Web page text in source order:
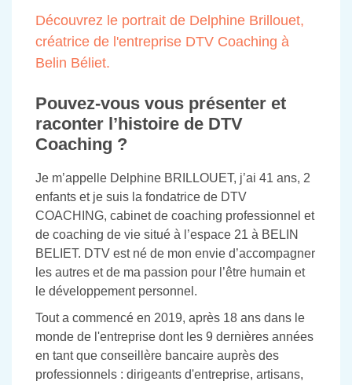
Découvrez le portrait de Delphine Brillouet,
créatrice de l'entreprise DTV Coaching à
Belin Béliet.
Pouvez-vous vous présenter et
raconter l’histoire de DTV
Coaching ?
Je m’appelle Delphine BRILLOUET, j’ai 41 ans, 2
enfants et je suis la fondatrice de DTV
COACHING, cabinet de coaching professionnel et
de coaching de vie situé à l’espace 21 à BELIN
BELIET. DTV est né de mon envie d’accompagner
les autres et de ma passion pour l’être humain et
le développement personnel.
Tout a commencé en 2019, après 18 ans dans le
monde de l'entreprise dont les 9 dernières années
en tant que conseillère bancaire auprès des
professionnels : dirigeants d'entreprise, artisans,